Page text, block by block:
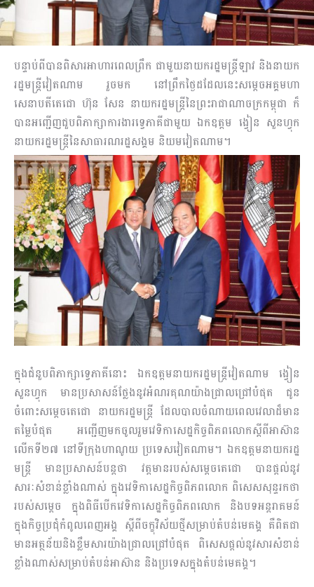
បន្ទាប់ពីបានពិសារអាហារពេលព្រឹក ជាមួយនាយករដ្ឋមន្រ្តីឡាវ និងនាយក
រដ្ឋមន្ត្រីវៀតណាម រួចមក នៅព្រឹកថ្ងៃដដែលនេះ​សម្តេចអគ្គមហា
សេនាបតីតេជោ ហ៊ុន សែន នាយករដ្ឋមន្ត្រីនៃព្រះរាជាណាចក្រកម្ពុជា ក៏
បានអញ្ជើញជួប​ពិភាក្សាការងារទ្វេភាគីជាមួយ ឯកឧត្តម ង្វៀន សួនហ្វុក
នាយករដ្ឋមន្រ្តីនៃសាធារណរដ្ឋសង្គម និយមវៀតណាម។
ក្នុងជំនួបពិភាក្សាទ្វេភាគីនោះ ឯកឧត្តមនាយករដ្ឋមន្រ្តីវៀតណាម ង្វៀន
សួន​ហ្វុក មានប្រសាសន៍ថ្លែងនូវអំណរគុណយ៉ាងជ្រាលជ្រៅបំផុត ជូន
ចំពោះសម្តេចតេជោ​ នាយករដ្ឋមន្រ្តី ដែលបាលចំណាយពេលវេលាដ៏មាន
តម្លៃបំផុត អញ្ជើញមកចូលរួមវេទិកាសេដ្ឋកិច្ចពិភពលោកស្តីពីអាស៊ាន
លើកទី២៧ នៅទីក្រុងហាណូយ ប្រទេសវៀតណាម។ ឯកឧត្តមនាយក​រដ្ឋ​
មន្រ្តី មានប្រសាសន៍បន្តថា វត្តមានរបស់សម្តេចតេជោ​ បានផ្តល់នូវ
សារៈសំខាន់ខ្លាំងណាស់ ក្នុង​វេទិកាសេដ្ឋកិច្ចពិភពលោក ពិសេសសុន្ទរកថា
របស់សម្តេច ក្នុងពិធីបើកវេទិកាសេដ្ឋកិច្ចពិភព​លោក និងបទអន្តរាគមន៍
ក្នុងកិច្ចប្រជុំកំពូលពេញអង្គ ស្តីពីចក្ខុវិស័យថ្មីសម្រាប់តំបន់មេគង្គ គឺពិតជា
មានអត្ថន័យនិងខ្លឹមសារយ៉ាងជ្រាលជ្រៅបំផុត ពិសេសផ្តល់នូវសារសំខាន់
ខ្លាំងណាស់​សម្រាប់តំបន់អាស៊ាន និងប្រទេសក្នុង​តំបន់មេគង្គ។